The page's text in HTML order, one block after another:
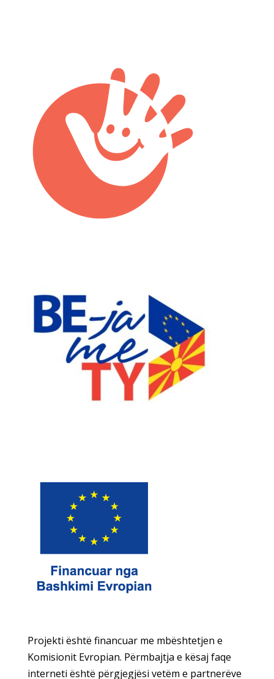
Projekti është financuar me mbështetjen e
Komisionit Evropian. Përmbajtja e kësaj faqe
interneti është përgjegjësi vetëm e partnerëve